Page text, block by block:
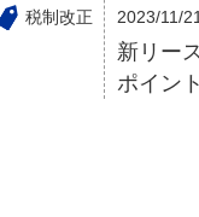
税制改正 2023/11/
新リー
ポイン